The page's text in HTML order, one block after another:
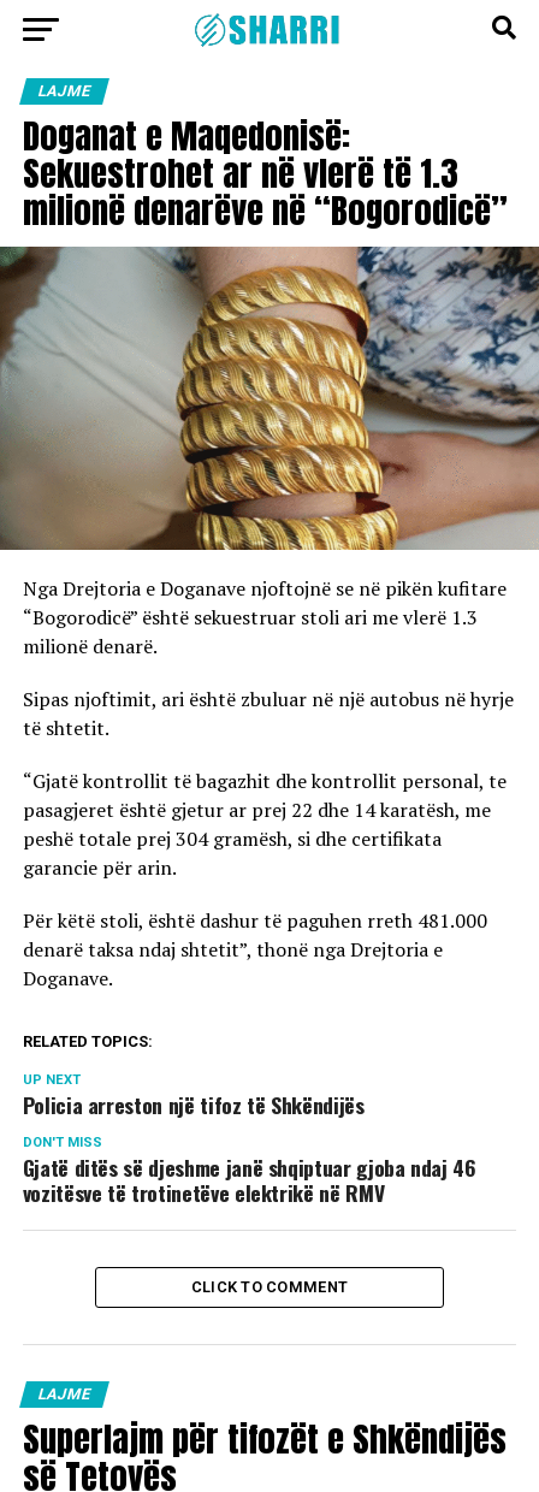
LAJME
Doganat e Maqedonisë:
Sekuestrohet ar në vlerë të 1.3
milionë denarëve në “Bogorodicë”
Nga Drejtoria e Doganave njoftojnë se në pikën kufitare
“Bogorodicë” është sekuestruar stoli ari me vlerë 1.3
milionë denarë.
Sipas njoftimit, ari është zbuluar në një autobus në hyrje
të shtetit.
“Gjatë kontrollit të bagazhit dhe kontrollit personal, te
pasagjeret është gjetur ar prej 22 dhe 14 karatësh, me
peshë totale prej 304 gramësh, si dhe certifikata
garancie për arin.
Për këtë stoli, është dashur të paguhen rreth 481.000
denarë taksa ndaj shtetit”, thonë nga Drejtoria e
Doganave.
RELATED TOPICS:
UP NEXT
Policia arreston një tifoz të Shkëndijës
DON'T MISS
Gjatë ditës së djeshme janë shqiptuar gjoba ndaj 46
vozitësve të trotinetëve elektrikë në RMV
CLICK TO COMMENT
LAJME
Superlajm për tifozët e Shkëndijës
së Tetovës